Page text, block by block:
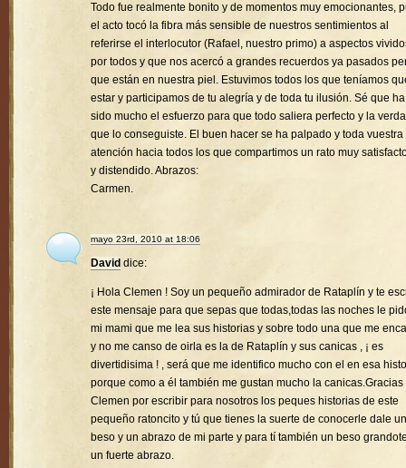
Todo fue realmente bonito y de momentos muy emocionantes,
el acto tocó la fibra más sensible de nuestros sentimientos al
referirse el interlocutor (Rafael, nuestro primo) a aspectos
por todos y que nos acercó a grandes recuerdos ya pasados
que están en nuestra piel. Estuvimos todos los que teníamos
estar y participamos de tu alegría y de toda tu ilusión. Sé que ha
sido mucho el esfuerzo para que todo saliera perfecto y la
que lo conseguiste. El buen hacer se ha palpado y toda vuestra
atención hacia todos los que compartimos un rato muy
y distendido. Abrazos:
Carmen.
mayo 23rd, 2010 at 18:06
David dice:
¡ Hola Clemen ! Soy un pequeño admirador de Rataplín y te
este mensaje para que sepas que todas,todas las noches le
mi mami que me lea sus historias y sobre todo una que me
y no me canso de oirla es la de Rataplín y sus canicas , ¡ es
divertidisima ! , será que me identifico mucho con el en esa
porque como a él también me gustan mucho la canicas.Gracias
Clemen por escribir para nosotros los peques historias de este
pequeño ratoncito y tú que tienes la suerte de conocerle dale un
beso y un abrazo de mi parte y para tí también un beso
un fuerte abrazo.